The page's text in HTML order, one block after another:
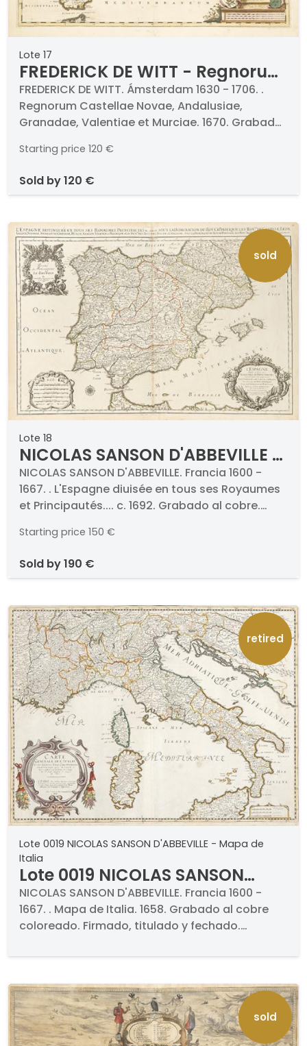
Lote 17
FREDERICK DE WITT - Regnorum
Castellae Novae, Andalusiae,
Granadae, Valentiae et
Murciae
FREDERICK DE WITT. Ámsterdam 1630 - 1706. .
Regnorum Castellae Novae, Andalusiae,
Granadae, Valentiae et Murciae. 1670. Grabado
Medidas 510 x 590 mm plancha. La plancha de
publicado por Frederik de Wit en 1670, pero el
principios del siglo XVIII.
Starting price 120 €
sold by120 €
sold
Lote 18
NICOLAS SANSON D'ABBEVILLE -
L'Espagne diuisée en tous ses
Royaumes et Principautés...
París, c. 1692
NICOLAS SANSON D'ABBEVILLE. Francia 1600 -
1667. . L'Espagne diuisée en tous ses Royaumes
et Principautés.... c. 1692. Grabado al cobre.
plancha
Starting price 150 €
sold by190 €
retired
Lote 0019 NICOLAS SANSON D'ABBEVILLE - Mapa de
Italia
Lote 0019 NICOLAS SANSON
D'ABBEVILLE - Mapa de Italia
NICOLAS SANSON D'ABBEVILLE. Francia 1600 -
1667. . Mapa de Italia. 1658. Grabado al cobre
coloreado. Firmado, titulado y fechado.
sold